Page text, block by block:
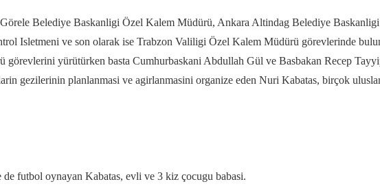
Belediye Baskanligi Özel Kalem Müdürü, Ankara Altindag Belediye
Isletmeni ve son olarak ise Trabzon Valiligi Özel Kalem Müdürü görevlerinde
yürütürken basta Cumhurbaskani Abdullah Gül ve Basbakan Recep
gezilerinin planlanmasi ve agirlanmasini organize eden Nuri Kabatas, birçok
futbol oynayan Kabatas, evli ve 3 kiz çocugu babasi.